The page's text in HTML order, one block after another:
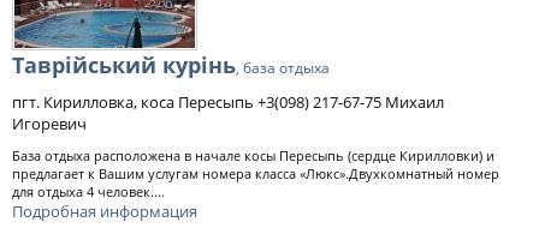
Таврiйський курiнь, база отдыха
пгт. Кирилловка, коса Пересыпь +3(098) 217-67-75 Михаил
Игоревич
База отдыха расположена в начале косы Пересыпь (сердце Кирилловки) и
предлагает к Вашим услугам номера класса «Люкс».Двухкомнатный номер
для отдыха 4 человек....
Подробная информация